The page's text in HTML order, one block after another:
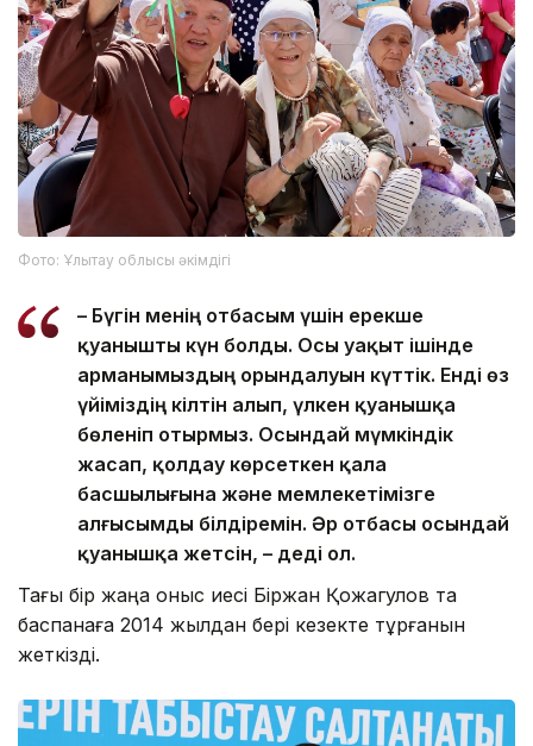
Фото: Ұлытау облысы әкімдігі
– Бүгін менің отбасым үшін ерекше
қуанышты күн болды. Осы уақыт ішінде
арманымыздың орындалуын күттік. Енді өз
үйіміздің кілтін алып, үлкен қуанышқа
бөленіп отырмыз. Осындай мүмкіндік
жасап, қолдау көрсеткен қала
басшылығына және мемлекетімізге
алғысымды білдіремін. Әр отбасы осындай
қуанышқа жетсін, – деді ол.
Тағы бір жаңа қоныс иесі Біржан Қожагулов та
баспанаға 2014 жылдан бері кезекте тұрғанын
жеткізді.